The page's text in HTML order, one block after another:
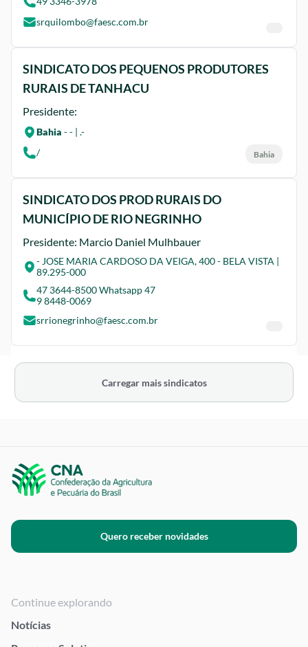
srquilombo@faesc.com.br
SINDICATO DOS PEQUENOS PRODUTORES
RURAIS DE TANHACU
Presidente:
Bahia
- - | .-
/
Bahia
SINDICATO DOS PROD RURAIS DO
MUNICÍPIO DE RIO NEGRINHO
Presidente: Marcio Daniel Mulhbauer
- JOSE MARIA CARDOSO DA VEIGA, 400 - BELA VISTA |
89.295-000
47 3644-8500 Whatsapp 47
9 8448-0069
srrionegrinho@faesc.com.br
Carregar mais sindicatos
Quero receber novidades
Continue explorando
Notícias